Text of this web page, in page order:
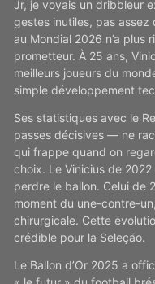
Jr, je voyais un dribbleur
gestes inutiles, pas
au Mondial 2026 n’a plus
prometteur. À 25 ans,
meilleurs joueurs du
simple développement
Ses statistiques avec le
passes décisives — ne
qui frappe quand on
choix. Le Vinicius de
perdre le ballon. Celui de
moment du une-contre-
chirurgicale. Cette
crédible pour la Seleção.
Le Ballon d’Or 2025 a